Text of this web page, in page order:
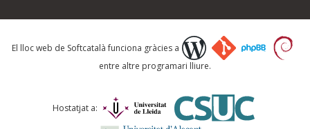
Què proposeu?
Comentari *
El lloc web de Softcatalà funciona gràcies a
entre altre programari lliure.
Hostatjat a: